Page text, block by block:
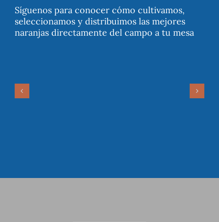
Síguenos para conocer cómo cultivamos,
seleccionamos y distribuimos las mejores
naranjas directamente del campo a tu mesa